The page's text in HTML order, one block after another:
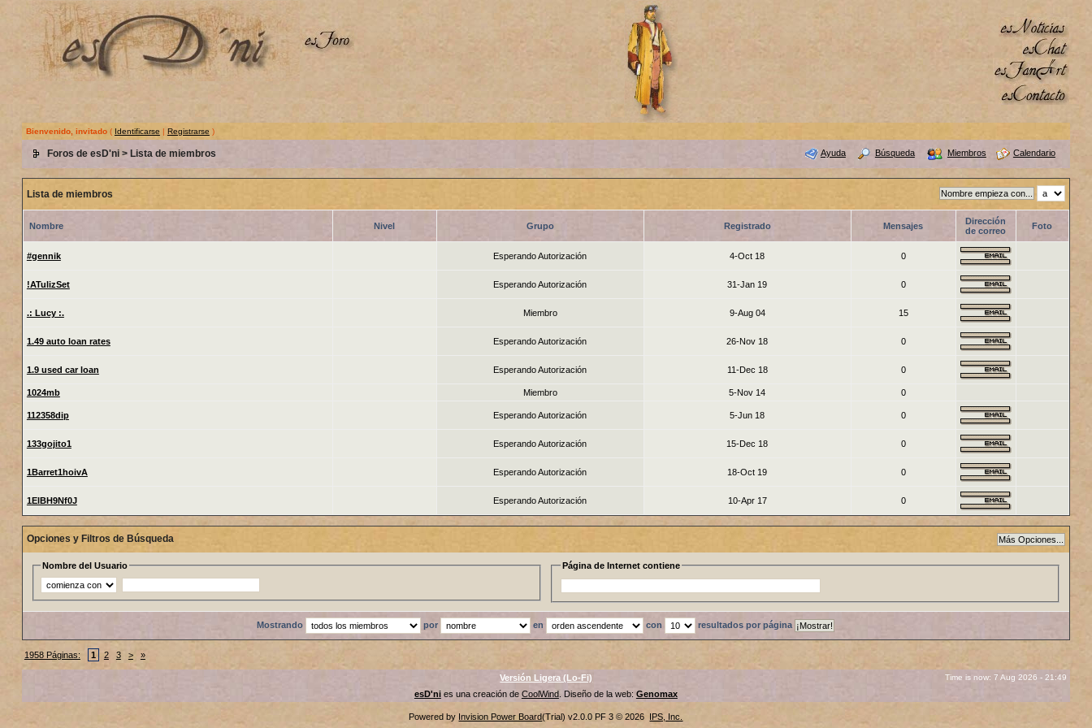
Bienvenido, invitado( Identificarse | Registrarse )
Foros de esD'ni> Lista de miembros Ayuda Búsqueda Miembros Calendario
Lista de miembros
Nombre Nivel Grupo Registrado Mensajes
Dirección
de correo
Foto
#gennik Esperando Autorización 4-Oct 18 0
!ATulizSet Esperando Autorización 31-Jan 19 0
.: Lucy :. Miembro 9-Aug 04 15
1.49 auto loan rates Esperando Autorización 26-Nov 18 0
1.9 used car loan Esperando Autorización 11-Dec 18 0
1024mb Miembro 5-Nov 14 0
112358dip Esperando Autorización 5-Jun 18 0
133gojito1 Esperando Autorización 15-Dec 18 0
1Barret1hoivA Esperando Autorización 18-Oct 19 0
1ElBH9Nf0J Esperando Autorización 10-Apr 17 0
Opciones y Filtros de Búsqueda
Nombre del Usuario Página de Internet contiene
Mostrando por en con resultados por página
1958 Páginas: 1 2 3 > »
Versión Ligera (Lo-Fi) Time is now: 7 Aug 2026 - 21:49
esD'nies una creación de CoolWind. Diseño de la web: Genomax
Powered by Invision Power Board(Trial) v2.0.0 PF 3 © 2026 IPS, Inc.